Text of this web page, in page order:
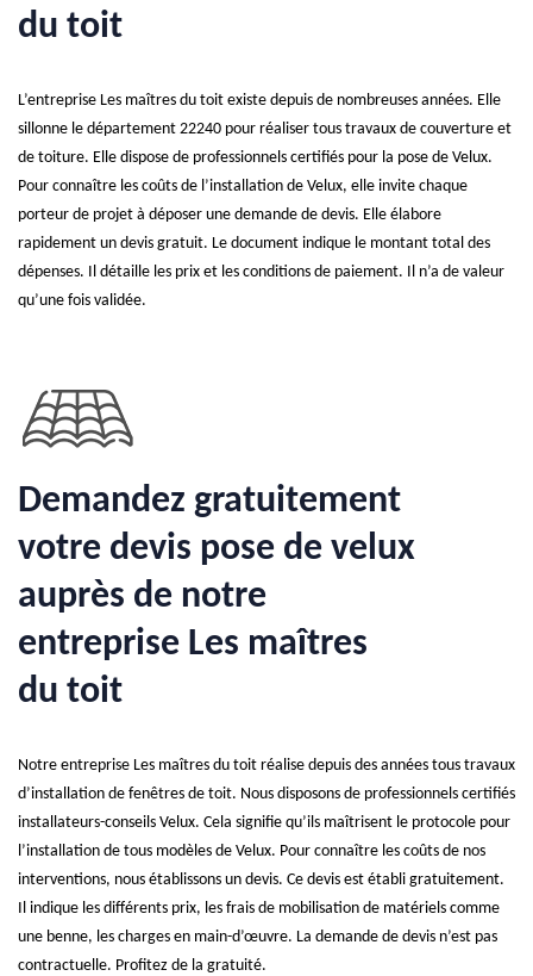
du toit
L’entreprise Les maîtres du toit existe depuis de nombreuses années. Elle
sillonne le département 22240 pour réaliser tous travaux de couverture et
de toiture. Elle dispose de professionnels certifiés pour la pose de Velux.
Pour connaître les coûts de l’installation de Velux, elle invite chaque
porteur de projet à déposer une demande de devis. Elle élabore
rapidement un devis gratuit. Le document indique le montant total des
dépenses. Il détaille les prix et les conditions de paiement. Il n’a de valeur
qu’une fois validée.
Demandez gratuitement
votre devis pose de velux
auprès de notre
entreprise Les maîtres
du toit
Notre entreprise Les maîtres du toit réalise depuis des années tous travaux
d’installation de fenêtres de toit. Nous disposons de professionnels certifiés
installateurs-conseils Velux. Cela signifie qu’ils maîtrisent le protocole pour
l’installation de tous modèles de Velux. Pour connaître les coûts de nos
interventions, nous établissons un devis. Ce devis est établi gratuitement.
Il indique les différents prix, les frais de mobilisation de matériels comme
une benne, les charges en main-d’œuvre. La demande de devis n’est pas
contractuelle. Profitez de la gratuité.